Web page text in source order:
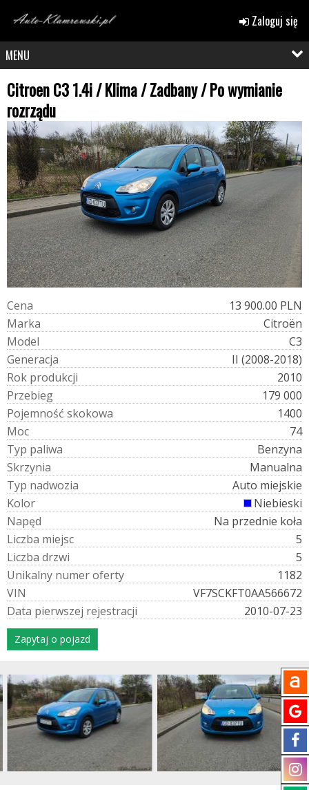
Zaloguj się
MENU
Citroen C3 1.4i / Klima / Zadbany / Po wymianie
rozrządu
Cena
13 900.00 PLN
Marka
Citroën
Model
C3
Generacja
II (2008-2018)
Rok produkcji
2010
Przebieg
179 000
Pojemność skokowa
1400
Moc
74
Typ paliwa
Benzyna
Skrzynia
Manualna
Typ nadwozia
Auto miejskie
Kolor
Niebieski
Napęd
Na przednie koła
Liczba miejsc
5
Liczba drzwi
5
Unikalny numeroferty
1182
VIN
VF7SCKFT0AA566672
Data pierwszej rejestracji 2010-07-23
Zapytaj o pojazd